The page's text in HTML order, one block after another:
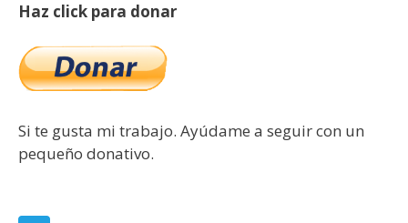
Haz click para donar
Si te gusta mi trabajo. Ayúdame a seguir con un
pequeño donativo.